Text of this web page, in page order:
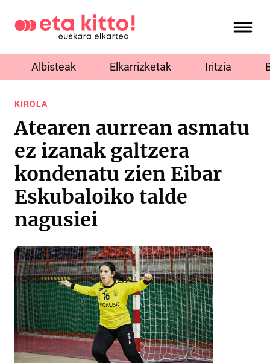
Albisteak Elkarrizketak Iritzia
KIROLA
Atearen aurrean asmatu
ez izanak galtzera
kondenatu zien Eibar
Eskubaloiko talde
nagusiei